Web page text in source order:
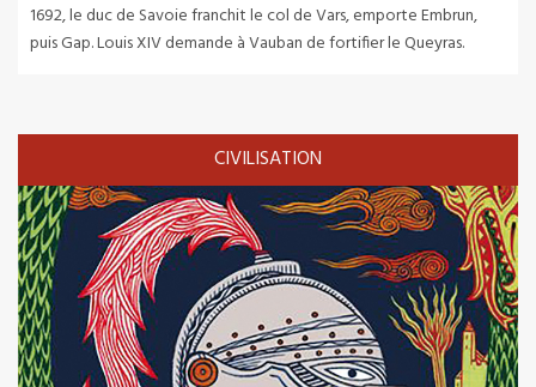
1692, le duc de Savoie franchit le col de Vars, emporte Embrun,
puis Gap. Louis XIV demande à Vauban de fortifier le Queyras.
CIVILISATION